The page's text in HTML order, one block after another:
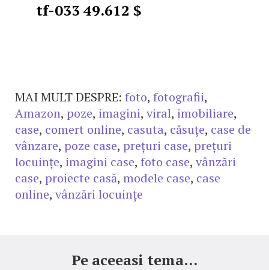
tf-033 49.612 $
MAI MULT DESPRE: foto, fotografii,
Amazon, poze, imagini, viral, imobiliare,
case, comert online, casuta, căsuţe, case de
vânzare, poze case, prețuri case, prețuri
locuințe, imagini case, foto case, vânzări
case, proiecte casă, modele case, case
online, vânzări locuințe
Pe aceeasi tema...